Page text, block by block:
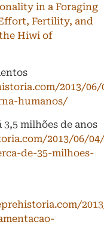
in a Foraging
Fertility, and
Hiwi of
2013/06/
humanos/
milhões de anos
2013/06/
de-35-milhoes-